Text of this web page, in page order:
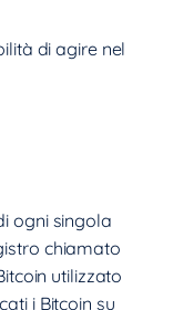
di agire nel
ogni singola
chiamato
utilizzato
i Bitcoin su